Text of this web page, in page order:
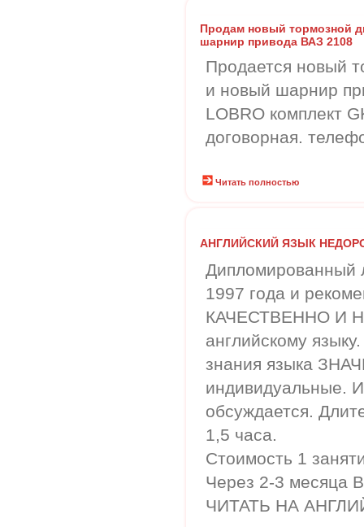
Продам новый тормозной
шарнир привода ВАЗ 2108
Продается новый
и новый шарнир
LOBRO комплект
договорная.
Читать полностью
АНГЛИЙСКИЙ ЯЗЫК
Дипломированный
1997 года и
КАЧЕСТВЕННО И
английскому
знания языка
индивидуальные.
обсуждается.
1,5 часа.
Стоимость 1
Через 2-3 месяца
ЧИТАТЬ НА